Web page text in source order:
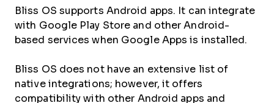
Bliss OS supports Android apps. It can integrate
with Google Play Store and other Android-
based services when Google Apps is installed.
Bliss OS does not have an extensive list of
native integrations; however, it offers
compatibility with other Android apps and